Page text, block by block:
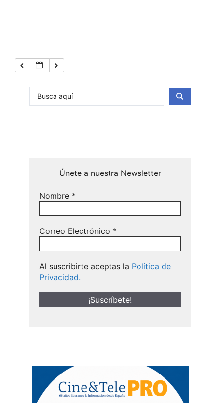
Únete a nuestra Newsletter
Nombre *
Correo Electrónico *
Al suscribirte aceptas la Política de
Privacidad.